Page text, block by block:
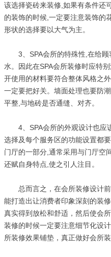
该选择瓷砖来装修,如果有条件还
的装饰的时候,一定要注意装饰的
形状的选择要以大气为主。
3、SPA会所的特殊性,在给顾
水。因此在SPA会所装修时应特
开使用的材料要符合整体风格之
一定要把好关。墙面处理也要防
平整,与地砖是否通缝、对齐。
4、SPA会所的外观设计也应
选择及每个服务区的功能设置都
门厅的一部分,通常采用与门厅空
还赋自身特点,使之引人注目。
总而言之，在会所装修设计前
能打造出让消费者印象深刻的装
真实得到放松和舒适，然后使会
装修的时候一定要注意细节化设
所装修效果铺垫，真正做好会所装